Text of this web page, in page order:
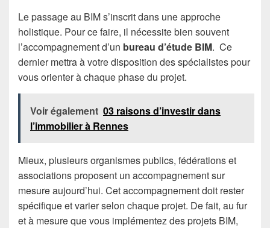
Le passage au BIM s’inscrit dans une approche
holistique. Pour ce faire, il nécessite bien souvent
l’accompagnement d’un bureau d’étude BIM. Ce
dernier mettra à votre disposition des spécialistes pour
vous orienter à chaque phase du projet.
Voir également 03 raisons d’investir dans
l’immobilier à Rennes
Mieux, plusieurs organismes publics, fédérations et
associations proposent un accompagnement sur
mesure aujourd’hui. Cet accompagnement doit rester
spécifique et varier selon chaque projet. De fait, au fur
et à mesure que vous implémentez des projets BIM,